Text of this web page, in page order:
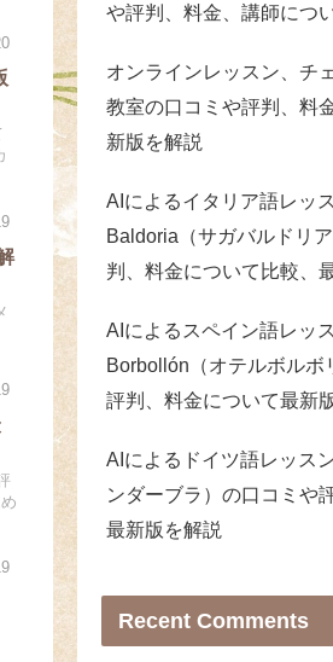
や評判、料金、講師につ
オンラインレッスン、チ
教室の口コミや評判、料
新版を解説
AIによるイタリア語レッ
Baldoria（サガバルドリ
判、料金について比較、
AIによるスペイン語レッ
Borbollón（オテルボルボ
評判、料金について最新
AIによるドイツ語レッス
ンダーブラ）の口コミや
最新版を解説
Recent Comments